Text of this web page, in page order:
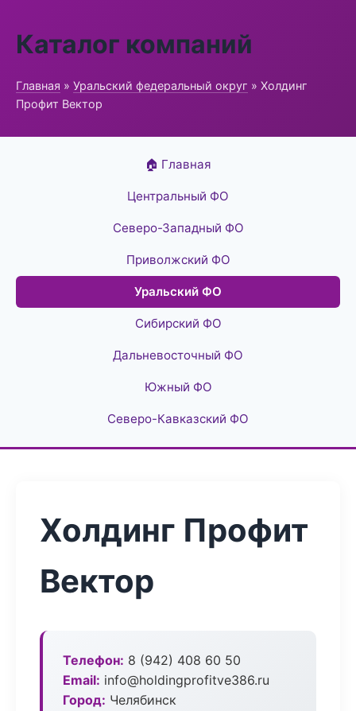
Каталог компаний
Главная » Уральский федеральный округ » Холдинг
Профит Вектор
🏠 Главная
Центральный ФО
Северо-Западный ФО
Приволжский ФО
Уральский ФО
Сибирский ФО
Дальневосточный ФО
Южный ФО
Северо-Кавказский ФО
Холдинг Профит
Вектор
Телефон: 8 (942) 408 60 50
Email: info@holdingprofitve386.ru
Город: Челябинск